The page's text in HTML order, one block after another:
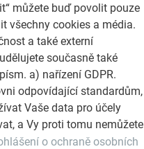
můžete buď povolit pouze
všechny cookies a média.
a také externí
současně také
a) nařízení GDPR.
odpovídající standardům,
Vaše data pro účely
a Vy proti tomu nemůžete
o ochraně osobních